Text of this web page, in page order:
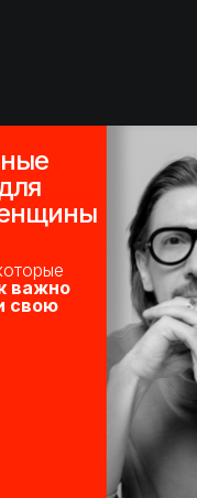
важно
свою